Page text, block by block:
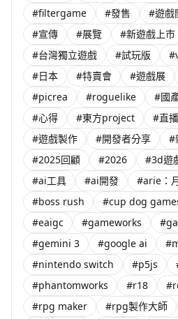
#filtergame
#發售 #遊戲
#宣傳
#展覽 #新遊戲上市
#台灣獨立遊戲
#試玩版
#日本
#特賣會 #遊戲展
#picrea
#roguelike #國
#心得
#東方project #直播
#遊戲製作
#開發者分享 #
#2025回顧
#2026 #3d遊
#ai工具
#ai開發 #arie：
#boss rush
#cup dog
#eaigc
#gameworks
#gemini 3
#google ai
#nintendo switch
#p5js
#phantomworks
#r18
#rpg maker
#rpg製作大師